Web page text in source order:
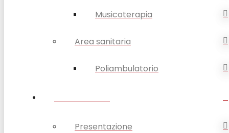
Musicoterapia
Area sanitaria
Poliambulatorio
Presentazione